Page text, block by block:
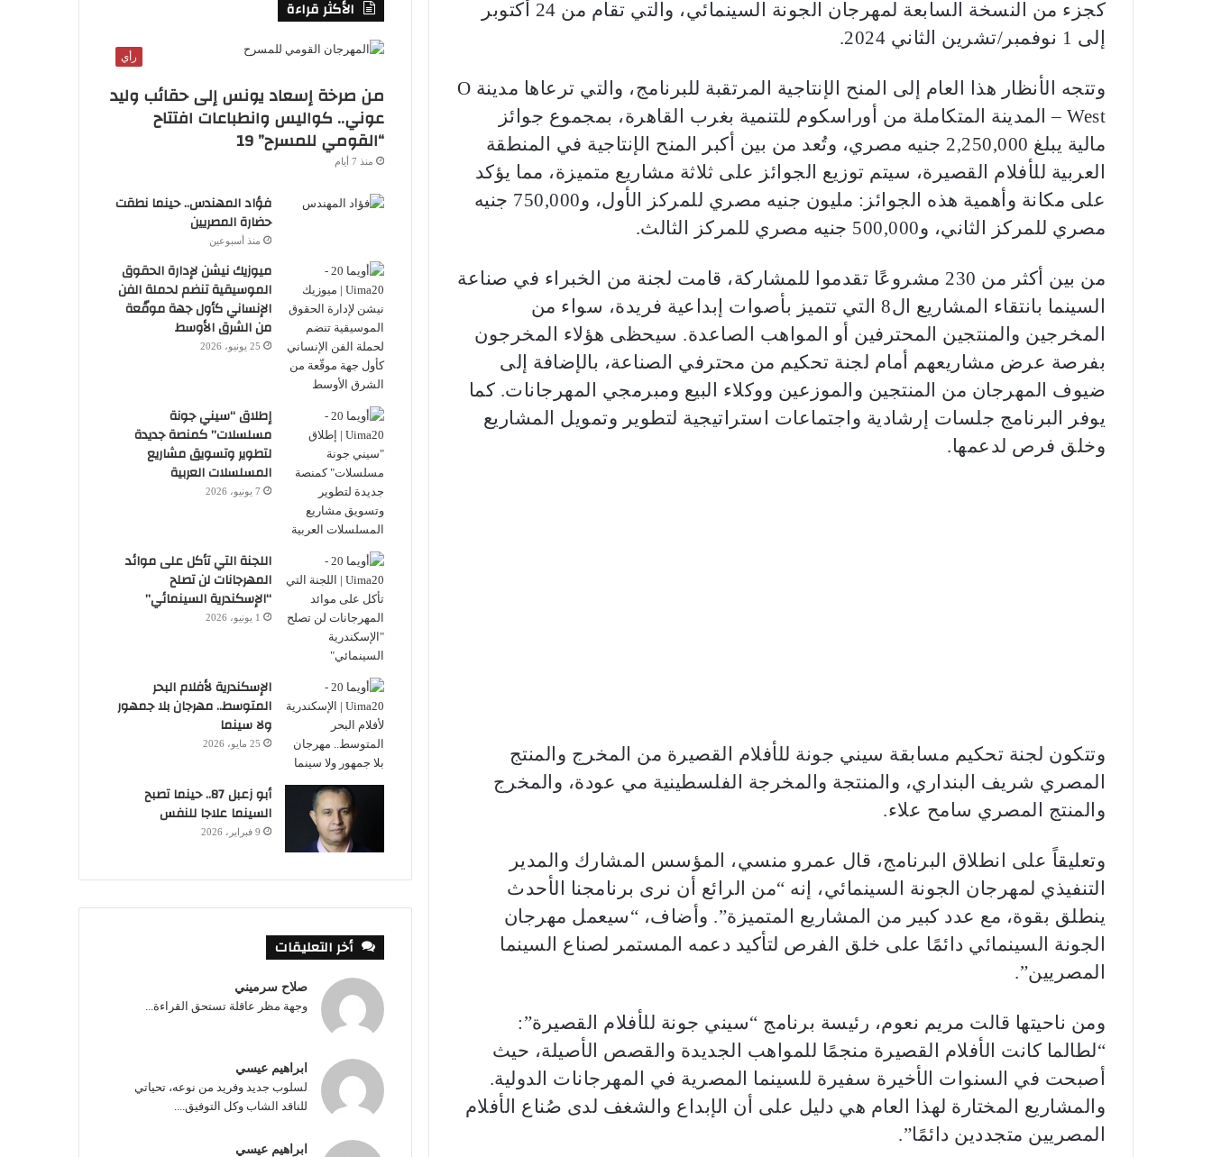
كجزء من النسخة السابعة لمهرجان الجونة السينمائي، والتي تقام من 24 أكتوبر
إلى 1 نوفمبر/تشرين الثاني 2024.
وتتجه الأنظار هذا العام إلى المنح الإنتاجية المرتقبة للبرنامج، والتي ترعاها مدينة O
West – المدينة المتكاملة من أوراسكوم للتنمية بغرب القاهرة، بمجموع جوائز
مالية يبلغ 2,250,000 جنيه مصري، وتُعد من بين أكبر المنح الإنتاجية في المنطقة
العربية للأفلام القصيرة، سيتم توزيع الجوائز على ثلاثة مشاريع متميزة، مما يؤكد
على مكانة وأهمية هذه الجوائز: مليون جنيه مصري للمركز الأول، و750,000 جنيه
مصري للمركز الثاني، و500,000 جنيه مصري للمركز الثالث.
من بين أكثر من 230 مشروعًا تقدموا للمشاركة، قامت لجنة من الخبراء في صناعة
السينما بانتقاء المشاريع ال8 التي تتميز بأصوات إبداعية فريدة، سواء من
المخرجين والمنتجين المحترفين أو المواهب الصاعدة. سيحظى هؤلاء المخرجون
بفرصة عرض مشاريعهم أمام لجنة تحكيم من محترفي الصناعة، بالإضافة إلى
ضيوف المهرجان من المنتجين والموزعين ووكلاء البيع ومبرمجي المهرجانات. كما
يوفر البرنامج جلسات إرشادية واجتماعات استراتيجية لتطوير وتمويل المشاريع
وخلق فرص لدعمها.
وتتكون لجنة تحكيم مسابقة سيني جونة للأفلام القصيرة من المخرج والمنتج
المصري شريف البنداري، والمنتجة والمخرجة الفلسطينية مي عودة، والمخرج
والمنتج المصري سامح علاء.
وتعليقاً على انطلاق البرنامج، قال عمرو منسي، المؤسس المشارك والمدير
التنفيذي لمهرجان الجونة السينمائي، إنه “من الرائع أن نرى برنامجنا الأحدث
ينطلق بقوة، مع عدد كبير من المشاريع المتميزة”. وأضاف، “سيعمل مهرجان
الجونة السينمائي دائمًا على خلق الفرص لتأكيد دعمه المستمر لصناع السينما
المصريين”.
ومن ناحيتها قالت مريم نعوم، رئيسة برنامج “سيني جونة للأفلام القصيرة”:
“لطالما كانت الأفلام القصيرة منجمًا للمواهب الجديدة والقصص الأصيلة، حيث
أصبحت في السنوات الأخيرة سفيرة للسينما المصرية في المهرجانات الدولية.
والمشاريع المختارة لهذا العام هي دليل على أن الإبداع والشغف لدى صُناع الأفلام
المصريين متجددين دائمًا”.
الأكثر قراءة
رأي
من صرخة إسعاد يونس إلى حقائب وليد
عوني.. كواليس وانطباعات افتتاح
“القومي للمسرح” 19
منذ 7 أيام
فؤاد المهندس.. حينما نطقت
حضارة المصريين
منذ أسبوعين
ميوزيك نيشن لإدارة الحقوق
الموسيقية تنضم لحملة الفن
الإنساني كأول جهة موقّعة
من الشرق الأوسط
25 يونيو، 2026
إطلاق “سيني جونة
مسلسلات” كمنصة جديدة
لتطوير وتسويق مشاريع
المسلسلات العربية
7 يونيو، 2026
اللجنة التي تأكل على موائد
المهرجانات لن تصلح
“الإسكندرية السينمائي”
1 يونيو، 2026
الإسكندرية لأفلام البحر
المتوسط.. مهرجان بلا جمهور
ولا سينما
25 مايو، 2026
أبو زعبل 87.. حينما تصبح
السينما علاجا للنفس
9 فبراير، 2026
أخر التعليقات
صلاح سرميني
وجهة مظر عاقلة تستحق القراءة...
ابراهيم عيسي
لسلوب جديد وفريد من نوعه، تحياتي
للناقد الشاب وكل التوفيق....
ابراهيم عيسي